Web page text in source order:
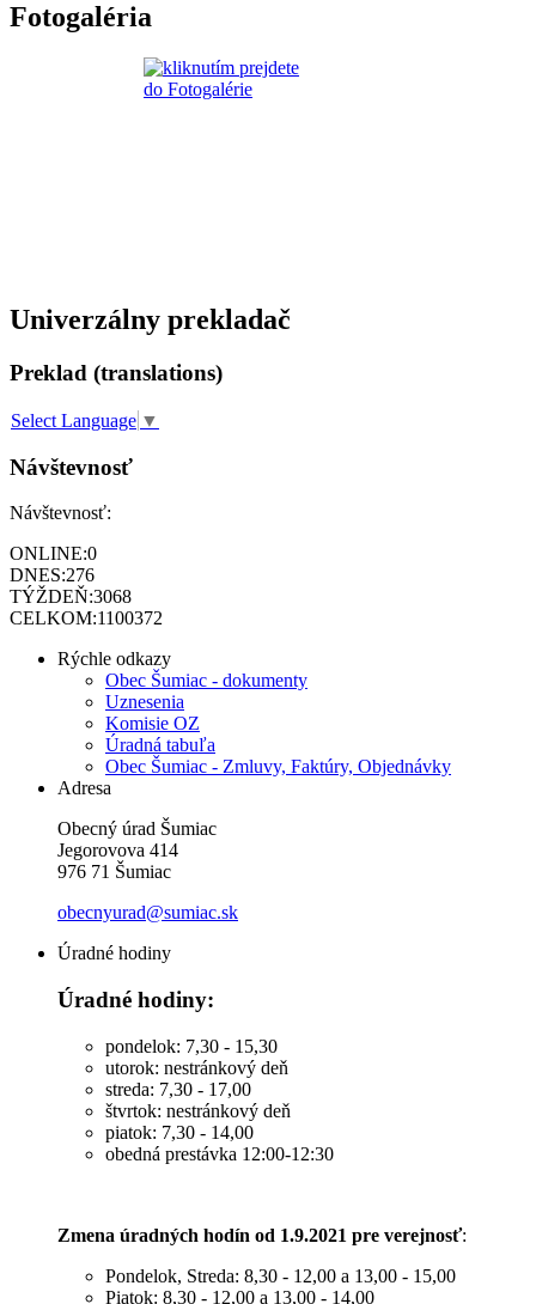
Fotogaléria
Univerzálny prekladač
Preklad (translations)
Select Language ▼
Návštevnosť
Návštevnosť:
ONLINE:0
DNES:276
TÝŽDEŇ:3068
CELKOM:1100372
Rýchle odkazy
Obec Šumiac - dokumenty
Uznesenia
Komisie OZ
Úradná tabuľa
Obec Šumiac - Zmluvy, Faktúry, Objednávky
Adresa
Obecný úrad Šumiac
Jegorovova 414
976 71 Šumiac
obecnyurad@sumiac.sk
Úradné hodiny
Úradné hodiny:
pondelok: 7,30 - 15,30
utorok: nestránkový deň
streda: 7,30 - 17,00
štvrtok: nestránkový deň
piatok: 7,30 - 14,00
obedná prestávka 12:00-12:30
Zmena úradných hodín od 1.9.2021 pre verejnosť:
Pondelok, Streda: 8,30 - 12,00 a 13,00 - 15,00
Piatok: 8,30 - 12,00 a 13,00 - 14,00